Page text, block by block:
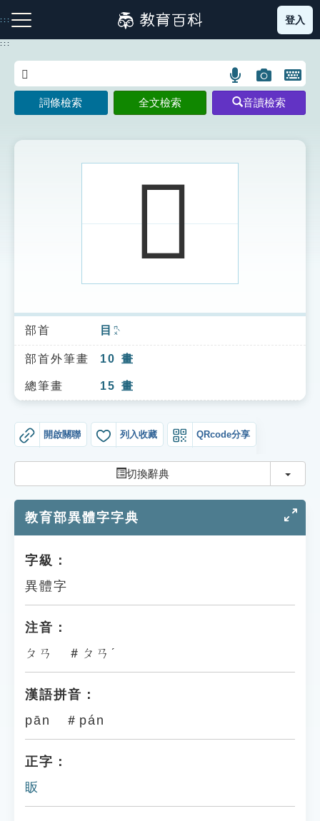
到
主
:::
注音索引圖示 筆畫索引圖示 部首索引表圖示
索引選單
知識索引
單字索引
貓頭鷹博士
登入
:::
語
言
搜
示
圖
片
搜
開
鍵
圖
詞條檢索 全文檢索 音讀檢索
𥉟
部首 目 ㄇㄨˋ
部首外筆畫 10 畫
總筆畫 15 畫
開啟關聯 列入收藏 QRcode分享
切換辭典 切換
教育部異體字字典
字級：
異體字
注音：
ㄆㄢ ＃ㄆㄢˊ
漢語拼音：
pān ＃pán
正字：
眅